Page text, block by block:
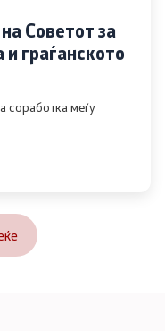
Советот за
граѓанското
соработка меѓу